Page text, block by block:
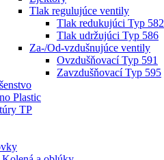
Tlak regulujúce ventily
Tlak redukujúci Typ 582
Tlak udržujúci Typ 586
Za-/Od-vzdušnujúce ventily
Ovzdušňovací Typ 591
Zavzdušňovací Typ 595
Plastic
TP